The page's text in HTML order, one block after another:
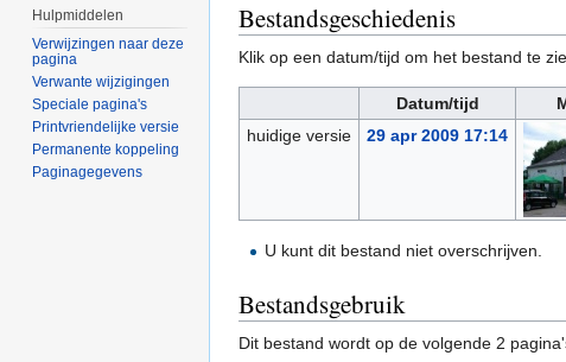
Bestandsgeschiedenis
Klik op een datum/tijd om het bestand te
Datum/tijd
huidige versie
29 apr 2009 17:14
U kunt dit bestand niet overschrijven.
Bestandsgebruik
Dit bestand wordt op de volgende 2
Hulpmiddelen
Verwijzingen naar deze
pagina
Verwante wijzigingen
Speciale pagina's
Printvriendelijke versie
Permanente koppeling
Paginagegevens